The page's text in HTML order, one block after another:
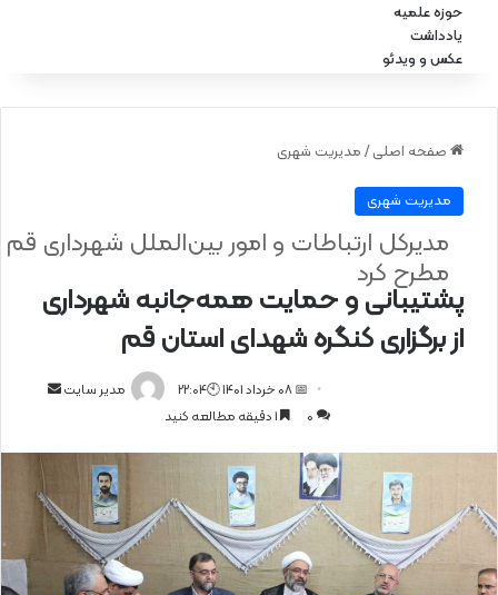
حوزه علمیه
یادداشت
عکس و ویدئو
صفحه اصلی / مدیریت شهری
مدیریت شهری
پشتیبانی و حمایت همه‌جانبه شهرداری
از برگزاری کنگره شهدای استان قم
مدیرکل ارتباطات و امور بین‌الملل شهرداری قم
مطرح کرد
مدیر سایت
ل
📅 08 خرداد 1401 🕙22:04
0